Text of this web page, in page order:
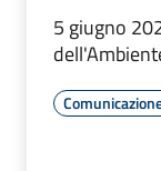
5 giugno